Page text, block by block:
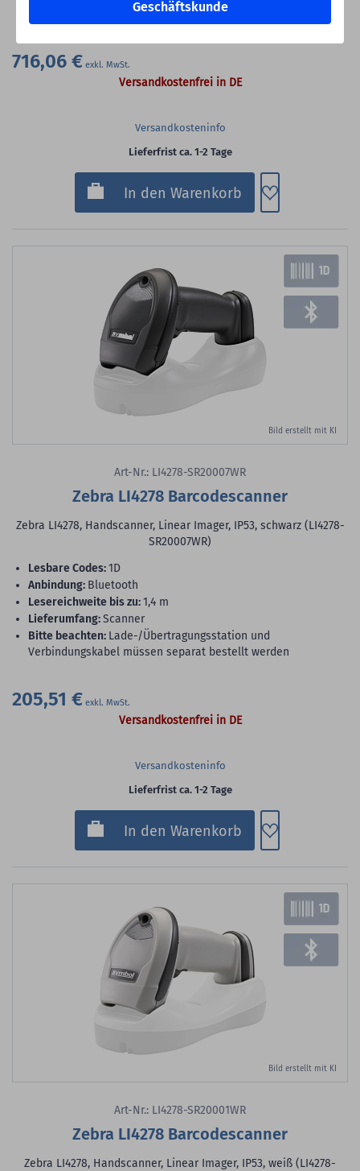
Geschäftskunde
Übertragungsstation, Netzteil, Scanner
716,06 €
Versandkostenfrei in DE
Versandkosteninfo
Lieferfrist ca. 1-2 Tage
In den Warenkorb Zum
Bild erstellt mit KI
Art-Nr.: LI4278-SR20007WR
Zebra LI4278 Barcodescanner
Zebra LI4278, Handscanner, Linear Imager, IP53, schwarz (LI4278-
SR20007WR)
lesbare Codes:1D
Anbindung: Bluetooth
Lesereichweite bis zu:1,4 m
Lieferumfang:Scanner
Bitte beachten: Lade-/Übertragungsstation und
Verbindungskabel müssen separat bestellt werden
205,51 €
Versandkostenfrei in DE
Versandkosteninfo
Lieferfrist ca. 1-2 Tage
In den Warenkorb Zum
Bild erstellt mit KI
Art-Nr.: LI4278-SR20001WR
Zebra LI4278 Barcodescanner
Zebra LI4278, Handscanner, Linear Imager, IP53, weiß (LI4278-